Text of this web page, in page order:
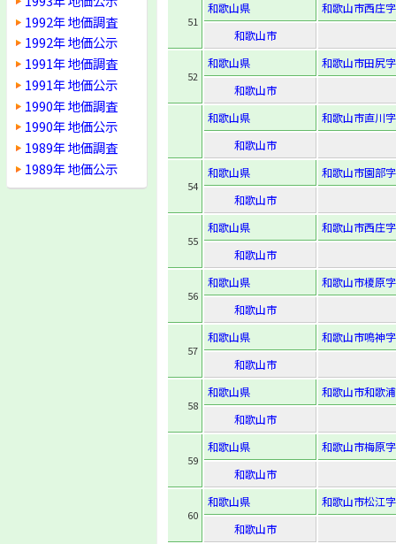
1992年 地価調査
1992年 地価公示
1991年 地価調査
1991年 地価公示
1990年 地価調査
1990年 地価公示
1989年 地価調査
1989年 地価公示
51
和歌山県
和歌山市西庄
和歌山市
52
和歌山県
和歌山市田尻
和歌山市
和歌山県
和歌山市直川
和歌山市
54
和歌山県
和歌山市園部
和歌山市
55
和歌山県
和歌山市西庄
和歌山市
56
和歌山県
和歌山市榎原
和歌山市
57
和歌山県
和歌山市鳴神
和歌山市
58
和歌山県
和歌山市和歌
和歌山市
59
和歌山県
和歌山市梅原
和歌山市
60
和歌山県
和歌山市松江
和歌山市